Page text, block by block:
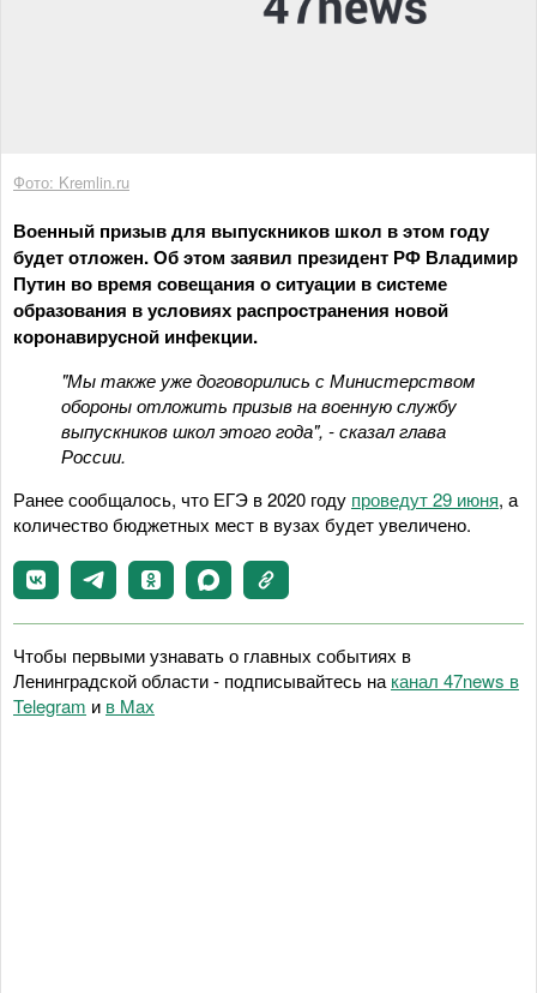
Фото: Kremlin.ru
Военный призыв для выпускников школ в этом году
будет отложен. Об этом заявил президент РФ Владимир
Путин во время совещания о ситуации в системе
образования в условиях распространения новой
коронавирусной инфекции.
"Мы также уже договорились с Министерством
обороны отложить призыв на военную службу
выпускников школ этого года", - сказал глава
России.
Ранее сообщалось, что ЕГЭ в 2020 году проведут 29 июня, а
количество бюджетных мест в вузах будет увеличено.
Чтобы первыми узнавать о главных событиях в
Ленинградской области - подписывайтесь на канал 47news в
Telegram и в Maх